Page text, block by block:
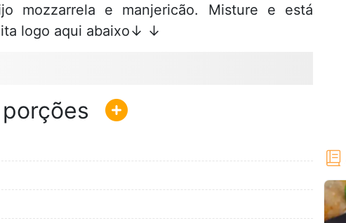
mozzarrela e manjericão. Misture e está
logo aqui abaixo↓ ↓